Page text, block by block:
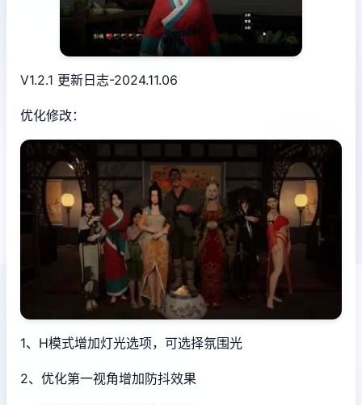
V1.2.1 更新日志-2024.11.06
优化修改：
1、H模式增加灯光选项，可选择氛围光
2、优化第一视角增加防抖效果